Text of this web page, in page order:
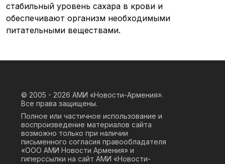
стабильный уровень сахара в крови и
обеспечивают организм необходимыми
питательными веществами.
© 2005 - 2026 АМИ «Новости-Армения».
Все права защищены.
Полное или частичное использование и
воспроизведение материалов сайта
возможно только при наличии
письменного согласия правообладателя
«ООО АМИ Новости Армения» и
гиперссылки на сайт АМИ «Новости-